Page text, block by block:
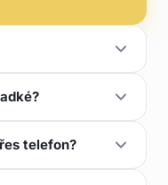
Bez
se v tom za pár
i výživě a jak
telefon?